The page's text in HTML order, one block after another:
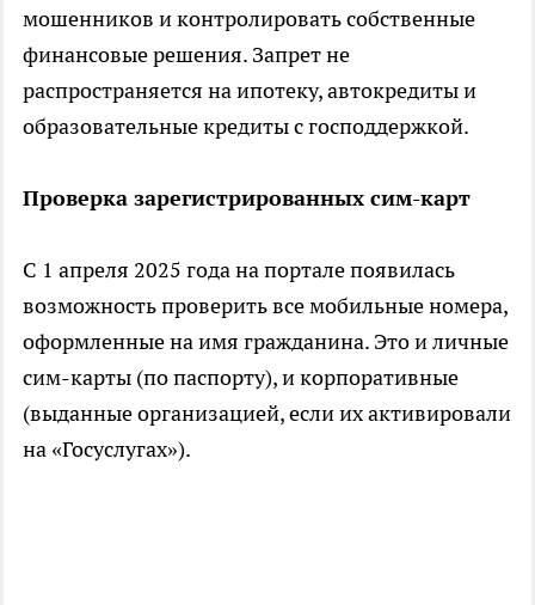
мошенников и контролировать собственные
финансовые решения. Запрет не
распространяется на ипотеку, автокредиты и
образовательные кредиты с господдержкой.
Проверка зарегистрированных сим-карт
С 1 апреля 2025 года на портале появилась
возможность проверить все мобильные номера,
оформленные на имя гражданина. Это и личные
сим-карты (по паспорту), и корпоративные
(выданные организацией, если их активировали
на «Госуслугах»).